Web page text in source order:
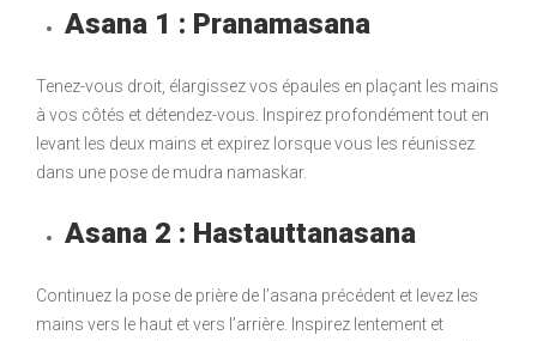
Asana 1 : Pranamasana
Tenez-vous droit, élargissez vos épaules en plaçant les mains
à vos côtés et détendez-vous. Inspirez profondément tout en
levant les deux mains et expirez lorsque vous les réunissez
dans une pose de mudra namaskar.
Asana 2 : Hastauttanasana
Continuez la pose de prière de l’asana précédent et levez les
mains vers le haut et vers l’arrière. Inspirez lentement et